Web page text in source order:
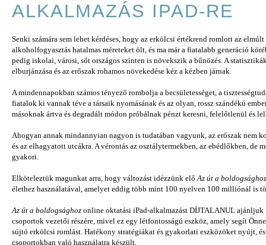
ALKALMAZÁS IPAD-RE
Senki számára sem lehet kérdéses, hogy az erkölcsi értékrend romlott az
alkoholfogyasztás hatalmas méreteket ölt, és ma már a fiatalabb generáció
pedig iskolai, városi, sőt országos szinten is növekszik a bűnözés. A
elburjánzása és az erőszak rohamos növekedése kéz a kézben járnak.
A mindennapokban számos tényező rombolja a becsületességet, a
fiatalok ki vannak téve a társaik nyomásának és az olyan, rossz szándékú
másoknak ártva és degradált módon próbálnak pénzt keresni, felelőtlenül és
Ahogyan annak mindannyian nagyon is tudatában vagyunk, az erőszak nem
és az elhagyatott utcákra. A vérontás az osztálytermekben, az ebédlőkben, de
gyakori.
Elköteleztük magunkat arra, hogy változást idézzünk előAz út a boldogsághoz
élethez használatával, amelyet eddig több mint 100 nyelven 100 milliónál is
Az út a boldogsághoz online oktatási iPad-alkalmazást DÍJTALANUL ajánljuk
csoportok vezetői részére, mivel ez egy létfontosságú eszköz, amely segít
sújtó erkölcsi romlást. Hatékony stratégiákat és gyakorlati eszközöket nyújt,
csoportokban való használatra készült.